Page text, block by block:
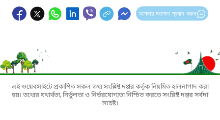
আপনার মতামত প্রদান করুন
এই ওয়েবসাইটে প্রকাশিত সকল তথ্য সংশ্লিষ্ট দপ্তর কর্তৃক নিয়মিত হালনাগাদ করা
হয়। তথ্যের যথার্থতা, নির্ভুলতা ও নির্ভরযোগ্যতা নিশ্চিত করতে সংশ্লিষ্ট দপ্তর সর্বদা
সচেষ্ট।